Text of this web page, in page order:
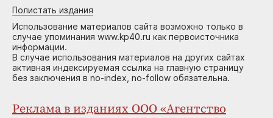
Полистать издания
Использование материалов сайта возможно только в
случае упоминания www.kp40.ru как первоисточника
информации.
В случае использования материалов на других сайтах
активная индексируемая ссылка на главную страницу
без заключения в no-index, no-follow обязательна.
Реклама в изданиях ООО «Агентство